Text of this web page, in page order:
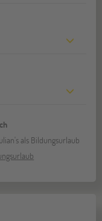
als Bildungsurlaub